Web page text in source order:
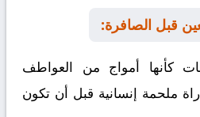
قبل الصافرة:
كأنها أمواج من العواطف
ملحمة إنسانية قبل أن تكون